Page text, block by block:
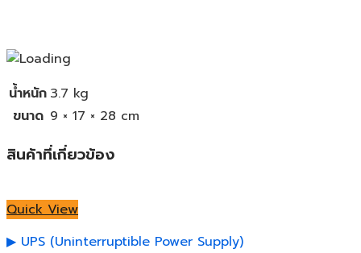
น้ำหนัก 3.7 kg
ขนาด 9 × 17 × 28 cm
สินค้าที่เกี่ยวข้อง
Quick View
UPS (Uninterruptible Power Supply)